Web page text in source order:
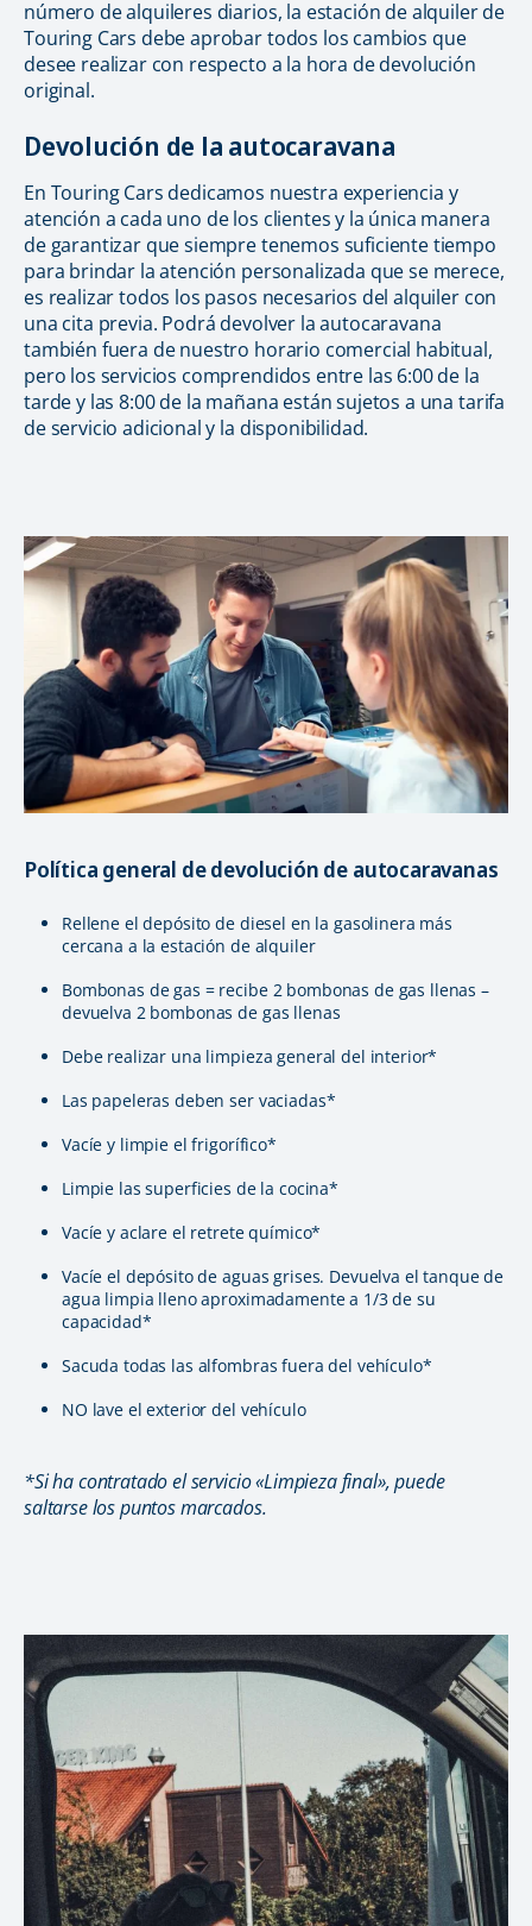
número de alquileres diarios, la estación de alquiler de
Touring Cars debe aprobar todos los cambios que
desee realizar con respecto a la hora de devolución
original.
Devolución de la autocaravana
En Touring Cars dedicamos nuestra experiencia y
atención a cada uno de los clientes y la única manera
de garantizar que siempre tenemos suficiente tiempo
para brindar la atención personalizada que se merece,
es realizar todos los pasos necesarios del alquiler con
una cita previa. Podrá devolver la autocaravana
también fuera de nuestro horario comercial habitual,
pero los servicios comprendidos entre las 6:00 de la
tarde y las 8:00 de la mañana están sujetos a una tarifa
de servicio adicional y la disponibilidad.
Política general de devolución de autocaravanas
Rellene el depósito de diesel en la gasolinera más
cercana a la estación de alquiler
Bombonas de gas = recibe 2 bombonas de gas llenas –
devuelva 2 bombonas de gas llenas
Debe realizar una limpieza general del interior*
Las papeleras deben ser vaciadas*
Vacíe y limpie el frigorífico*
Limpie las superficies de la cocina*
Vacíe y aclare el retrete químico*
Vacíe el depósito de aguas grises. Devuelva el tanque de
agua limpia lleno aproximadamente a 1/3 de su
capacidad*
Sacuda todas las alfombras fuera del vehículo*
NO lave el exterior del vehículo
*Si ha contratado el servicio «Limpieza final», puede
saltarse los puntos marcados.